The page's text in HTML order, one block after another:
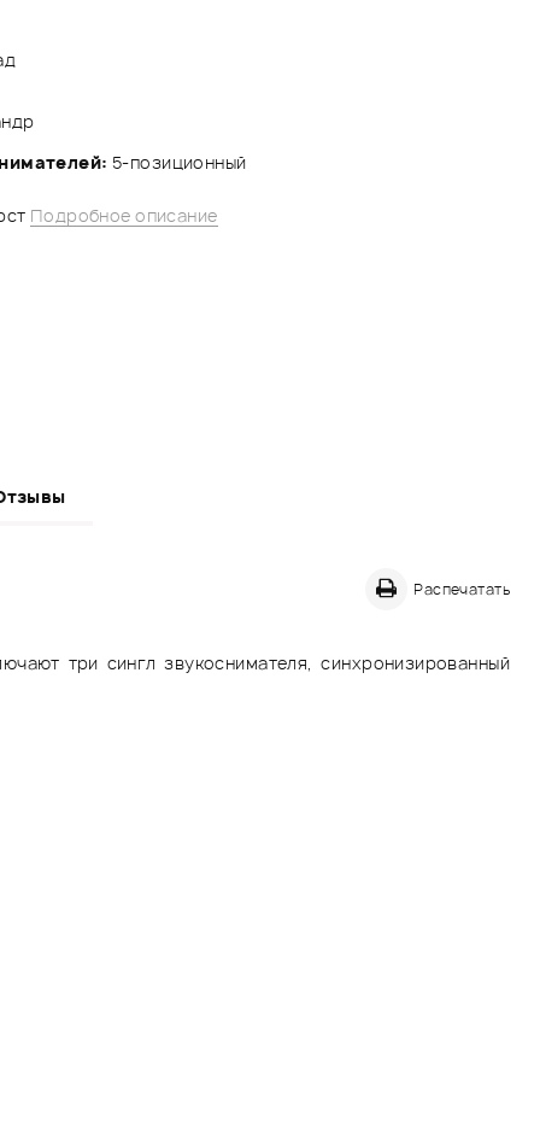
5-позиционный
Подробное описание
Распечатать
три сингл звукоснимателя, синхронизированный